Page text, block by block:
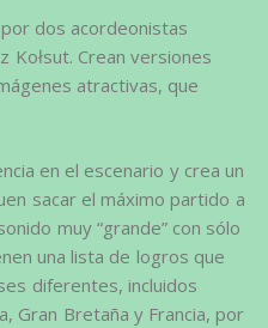
dos acordeonistas
Kołsut. Crean versiones
atractivas, que
en el escenario y crea un
sacar el máximo partido a
muy “grande” con sólo
una lista de logros que
diferentes, incluidos
Gran Bretaña y Francia, por